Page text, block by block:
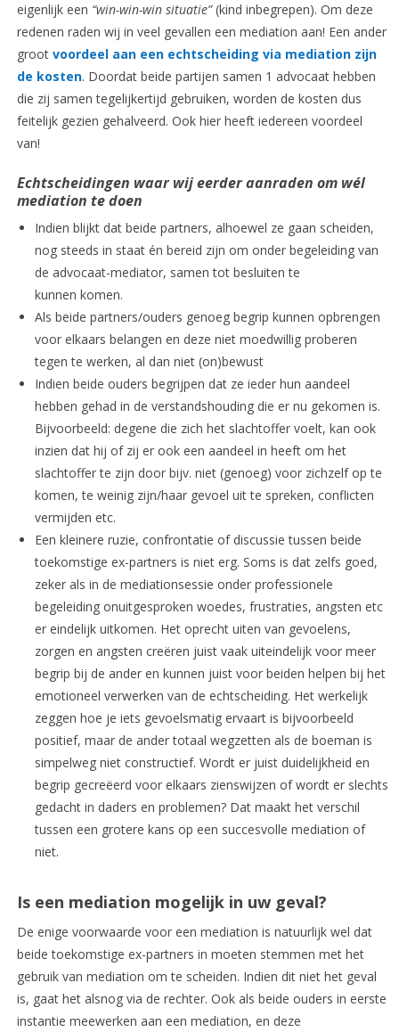
eigenlijk een “win-win-win situatie”(kind inbegrepen). Om deze
redenen raden wij in veel gevallen een mediation aan! Een ander
grootvoordeel aan een echtscheiding via mediation zijn
de kosten. Doordat beide partijen samen 1 advocaat hebben
die zij samen tegelijkertijd gebruiken, worden de kosten dus
feitelijk gezien gehalveerd. Ook hier heeft iedereen voordeel
van!
Echtscheidingen waar wij eerder aanraden om wél
mediation te doen
Indien blijkt dat beide partners, alhoewel ze gaan scheiden,
nog steeds in staat én bereid zijn om onder begeleiding van
de advocaat-mediator, samen tot besluiten te
kunnen komen.
Als beide partners/ouders genoeg begrip kunnen opbrengen
voor elkaars belangen en deze niet moedwillig proberen
tegen te werken, al dan niet (on)bewust
Indien beide ouders begrijpen dat ze ieder hun aandeel
hebben gehad in de verstandshouding die er nu gekomen is.
Bijvoorbeeld: degene die zich het slachtoffer voelt, kan ook
inzien dat hij of zij er ook een aandeel in heeft om het
slachtoffer te zijn door bijv. niet (genoeg) voor zichzelf op te
komen, te weinig zijn/haar gevoel uit te spreken, conflicten
vermijden etc.
Een kleinere ruzie, confrontatie of discussie tussen beide
toekomstige ex-partners is niet erg. Soms is dat zelfs goed,
zeker als in de mediationsessie onder professionele
begeleiding onuitgesproken woedes, frustraties, angsten etc
er eindelijk uitkomen. Het oprecht uiten van gevoelens,
zorgen en angsten creëren juist vaak uiteindelijk voor meer
begrip bij de ander en kunnen juist voor beiden helpen bij het
emotioneel verwerken van de echtscheiding. Het werkelijk
zeggen hoe je iets gevoelsmatig ervaart is bijvoorbeeld
positief, maar de ander totaal wegzetten als de boeman is
simpelweg niet constructief. Wordt er juist duidelijkheid en
begrip gecreëerd voor elkaars zienswijzen of wordt er slechts
gedacht in daders en problemen? Dat maakt het verschil
tussen een grotere kans op een succesvolle mediation of
niet.
Is een mediation mogelijk in uw geval?
De enige voorwaarde voor een mediation is natuurlijk wel dat
beide toekomstige ex-partners in moeten stemmen met het
gebruik van mediation om te scheiden. Indien dit niet het geval
is, gaat het alsnog via de rechter. Ook als beide ouders in eerste
instantie meewerken aan een mediation, en deze